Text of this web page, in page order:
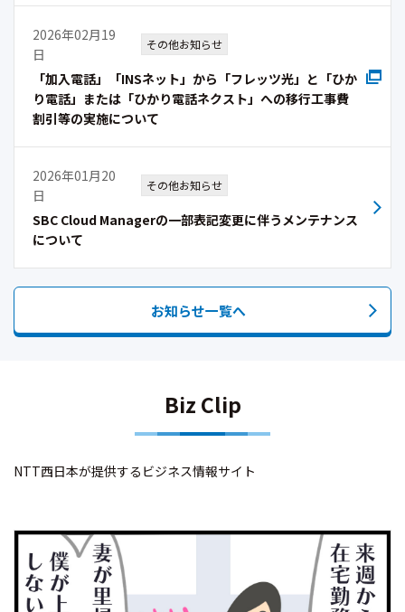
2026年02月19
日
その他お知らせ
「加入電話」「INSネット」から「フレッツ光」と「ひか
り電話」または「ひかり電話ネクスト」への移行工事費
割引等の実施について
2026年01月20
日
その他お知らせ
SBC Cloud Managerの一部表記変更に伴うメンテナンス
について
お知らせ一覧へ
Biz Clip
NTT西日本が提供するビジネス情報サイト